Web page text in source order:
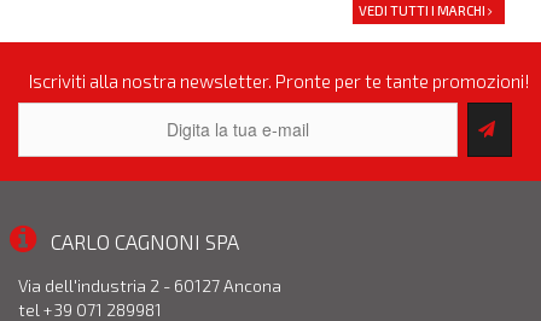
VEDI TUTTI I MARCHI
Iscriviti alla nostra newsletter. Pronte per te tante promozioni!
CARLO CAGNONI SPA
Via dell'industria 2 - 60127 Ancona
tel +39 071 289981